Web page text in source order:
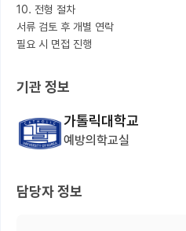
10. 전형 절차
서류 검토 후 개별 연락
기관 정보
가톨릭대학교
예방의학교실
담당자 정보